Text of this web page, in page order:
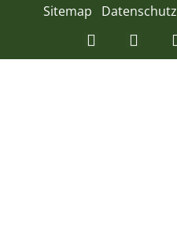
Sitemap
Datenschutz